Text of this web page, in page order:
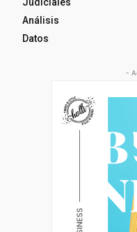
Análisis
Datos
-